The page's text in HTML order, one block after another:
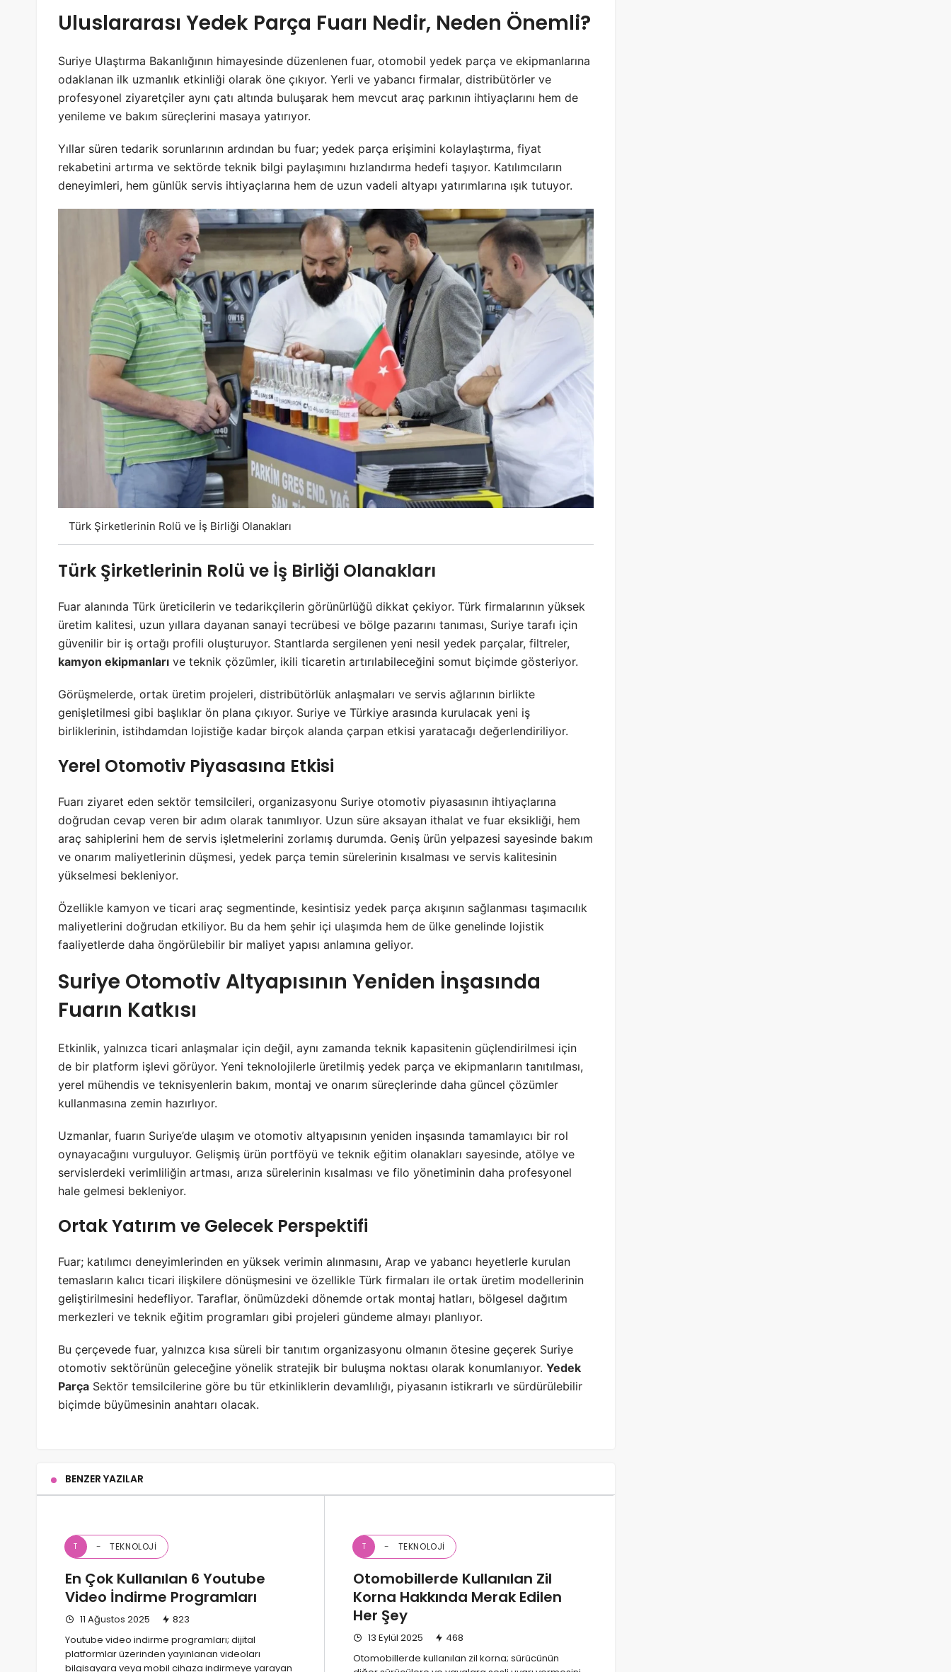
Uluslararası Yedek Parça Fuarı Nedir, Neden Önemli?
Suriye Ulaştırma Bakanlığının himayesinde düzenlenen fuar, otomobil yedek parça ve ekipmanlarına
odaklanan ilk uzmanlık etkinliği olarak öne çıkıyor. Yerli ve yabancı firmalar, distribütörler ve
profesyonel ziyaretçiler aynı çatı altında buluşarak hem mevcut araç parkının ihtiyaçlarını hem de
yenileme ve bakım süreçlerini masaya yatırıyor.
Yıllar süren tedarik sorunlarının ardından bu fuar; yedek parça erişimini kolaylaştırma, fiyat
rekabetini artırma ve sektörde teknik bilgi paylaşımını hızlandırma hedefi taşıyor. Katılımcıların
deneyimleri, hem günlük servis ihtiyaçlarına hem de uzun vadeli altyapı yatırımlarına ışık tutuyor.
Türk Şirketlerinin Rolü ve İş Birliği Olanakları
Türk Şirketlerinin Rolü ve İş Birliği Olanakları
Fuar alanında Türk üreticilerin ve tedarikçilerin görünürlüğü dikkat çekiyor. Türk firmalarının yüksek
üretim kalitesi, uzun yıllara dayanan sanayi tecrübesi ve bölge pazarını tanıması, Suriye tarafı için
güvenilir bir iş ortağı profili oluşturuyor. Stantlarda sergilenen yeni nesil yedek parçalar, filtreler,
kamyon ekipmanları ve teknik çözümler, ikili ticaretin artırılabileceğini somut biçimde gösteriyor.
Görüşmelerde, ortak üretim projeleri, distribütörlük anlaşmaları ve servis ağlarının birlikte
genişletilmesi gibi başlıklar ön plana çıkıyor. Suriye ve Türkiye arasında kurulacak yeni iş
birliklerinin, istihdamdan lojistiğe kadar birçok alanda çarpan etkisi yaratacağı değerlendiriliyor.
Yerel Otomotiv Piyasasına Etkisi
Fuarı ziyaret eden sektör temsilcileri, organizasyonu Suriye otomotiv piyasasının ihtiyaçlarına
doğrudan cevap veren bir adım olarak tanımlıyor. Uzun süre aksayan ithalat ve fuar eksikliği, hem
araç sahiplerini hem de servis işletmelerini zorlamış durumda. Geniş ürün yelpazesi sayesinde bakım
ve onarım maliyetlerinin düşmesi, yedek parça temin sürelerinin kısalması ve servis kalitesinin
yükselmesi bekleniyor.
Özellikle kamyon ve ticari araç segmentinde, kesintisiz yedek parça akışının sağlanması taşımacılık
maliyetlerini doğrudan etkiliyor. Bu da hem şehir içi ulaşımda hem de ülke genelinde lojistik
faaliyetlerde daha öngörülebilir bir maliyet yapısı anlamına geliyor.
Suriye Otomotiv Altyapısının Yeniden İnşasında
Fuarın Katkısı
Etkinlik, yalnızca ticari anlaşmalar için değil, aynı zamanda teknik kapasitenin güçlendirilmesi için
de bir platform işlevi görüyor. Yeni teknolojilerle üretilmiş yedek parça ve ekipmanların tanıtılması,
yerel mühendis ve teknisyenlerin bakım, montaj ve onarım süreçlerinde daha güncel çözümler
kullanmasına zemin hazırlıyor.
Uzmanlar, fuarın Suriye’de ulaşım ve otomotiv altyapısının yeniden inşasında tamamlayıcı bir rol
oynayacağını vurguluyor. Gelişmiş ürün portföyü ve teknik eğitim olanakları sayesinde, atölye ve
servislerdeki verimliliğin artması, arıza sürelerinin kısalması ve filo yönetiminin daha profesyonel
hale gelmesi bekleniyor.
Ortak Yatırım ve Gelecek Perspektifi
Fuar; katılımcı deneyimlerinden en yüksek verimin alınmasını, Arap ve yabancı heyetlerle kurulan
temasların kalıcı ticari ilişkilere dönüşmesini ve özellikle Türk firmaları ile ortak üretim modellerinin
geliştirilmesini hedefliyor. Taraflar, önümüzdeki dönemde ortak montaj hatları, bölgesel dağıtım
merkezleri ve teknik eğitim programları gibi projeleri gündeme almayı planlıyor.
Bu çerçevede fuar, yalnızca kısa süreli bir tanıtım organizasyonu olmanın ötesine geçerek Suriye
otomotiv sektörünün geleceğine yönelik stratejik bir buluşma noktası olarak konumlanıyor. Yedek
Parça Sektör temsilcilerine göre bu tür etkinliklerin devamlılığı, piyasanın istikrarlı ve sürdürülebilir
biçimde büyümesinin anahtarı olacak.
BENZER YAZILAR
T TEKNOLOJI
En Çok Kullanılan 6 Youtube
Video İndirme Programları
11 Ağustos 2025
823
Youtube video indirme programları; dijital
platformlar üzerinden yayınlanan videoları
bilgisayara veya mobil cihaza indirmeye yarayan
T TEKNOLOJI
Otomobillerde Kullanılan Zil
Korna Hakkında Merak Edilen
Her Şey
13 Eylül 2025
468
Otomobillerde kullanılan zil korna; sürücünün